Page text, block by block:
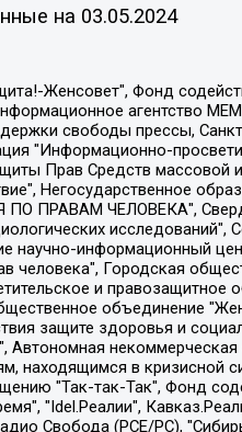
на 03.05.2024
SIA", https://theins.ru, Постернак Алексей Евгеньевич, Рубин Михаил Аркадьевич, Анин Роман Александрович, Юридическое лицо Istories fonds, зарегистрированное в Латвийской Республике (регистрационный номер 50008295751, дата регистрации 24.02.2020), Великовский Дмитрий Александрович, Долинина Ирина Николаевна, Мароховская Алеся Алексеевна, Шлейнов Роман Юрьевич, Шмагун Олеся Валентиновна, Общество с ограниченной ответственностью "Альтаир 2021", Общество с ограниченной ответственностью "Вега 2021", Общество с ограниченной ответственностью "Главный редактор 2021", Общество с ограниченной ответственностью "Ромашки монолит", Важенков Артем Валерьевич, Ивановская областная общественная организация "Центр гендерных исследований", Гурман Юрий Альбертович, Медиапроект "ОВД-Инфо", Егоров Владимир Владимирович, Жилинский Владимир Александрович, Общество с ограниченной ответственностью "ЗП", Иванова София Юрьевна, Карезина Инна Павловна, Кильтау Екатерина Викторовна, Петров Алексей Викторович, Пискунов Сергей Евгеньевич, Смирнов Сергей Сергеевич, Тихонов Михаил Сергеевич, Общество с ограниченной ответственностью "ЖУРНАЛИСТ-ИНОСТРАННЫЙ АГЕНТ", Арапова Галина Юрьевна, Вольтская Татьяна Анатольевна, Американская компания "Mason G.E.S. Anonymous Foundation" (США), являющаяся владельцем интернет-издания https://mnews.world/, Компания "Stichting Bellingcat", зарегистрированная в Нидерландах (дата регистрации 11.07.2018), Захаров Андрей Вячеславович, Клепиковская Екатерина Дмитриевна, Общество с ограниченной ответственностью "МЕМО", Перл Роман Александрович, Симонов Евгений Алексеевич, Соловьева Елена Анатольевна, Сотников Даниил Владимирович, Сурначева